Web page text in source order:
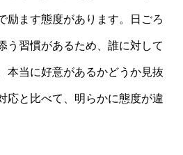
励ます態度があります。日ごろ
う習慣があるため、誰に対して
本当に好意があるかどうか見抜
応と比べて、明らかに態度が違